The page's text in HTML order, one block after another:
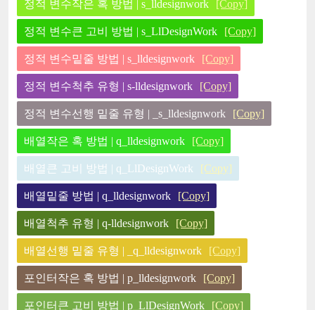
정적 변수작은 혹 방법 | s_lldesignwork [Copy]
정적 변수큰 고비 방법 | s_LlDesignWork [Copy]
정적 변수밑줄 방법 | s_lldesignwork [Copy]
정적 변수척추 유형 | s-lldesignwork [Copy]
정적 변수선행 밑줄 유형 | _s_lldesignwork [Copy]
배열작은 혹 방법 | q_lldesignwork [Copy]
배열큰 고비 방법 | q_LlDesignWork [Copy]
배열밑줄 방법 | q_lldesignwork [Copy]
배열척추 유형 | q-lldesignwork [Copy]
배열선행 밑줄 유형 | _q_lldesignwork [Copy]
포인터작은 혹 방법 | p_lldesignwork [Copy]
포인터큰 고비 방법 | p_LlDesignWork [Copy]